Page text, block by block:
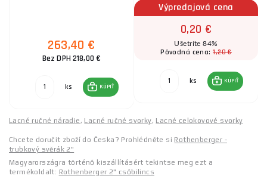
263,40 €
Bez DPH 218,00 €
ks KÚPIŤ
Výpredajová cena
0,20 €
Ušetríte 84%
Pôvodná cena:1,20 €
ks KÚPIŤ
Lacné ručné náradie, Lacné ručné svorky, Lacné celokovové svorky
Chcete doručit zboží do Česka? Prohlédněte si Rothenberger -
trubkový svěrák 2"
Magyarországra történő kiszállításért tekintse meg ezt a
termékoldalt: Rothenberger 2" csőbilincs